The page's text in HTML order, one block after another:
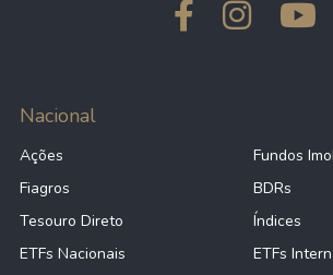
Nacional
Ações
Fundos
Fiagros
BDRs
Tesouro Direto
Índices
ETFs Nacionais
ETFs